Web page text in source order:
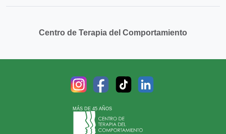
Centro de Terapia del Comportamiento
MÁS DE 45 AÑOS